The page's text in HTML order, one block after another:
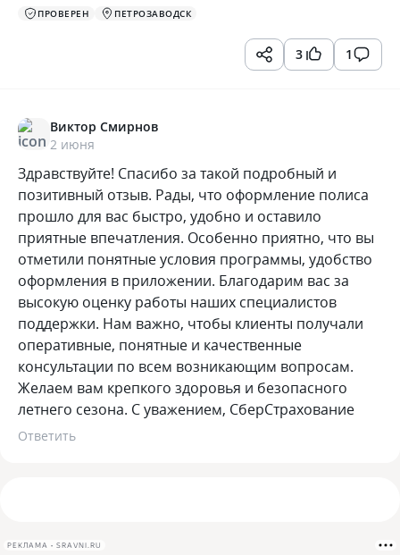
ПРОВЕРЕН ПЕТРОЗАВОДСК
3 1
Виктор Смирнов
2 июня
Здравствуйте! Спасибо за такой подробный и
позитивный отзыв. Рады, что оформление полиса
прошло для вас быстро, удобно и оставило
приятные впечатления. Особенно приятно, что вы
отметили понятные условия программы, удобство
оформления в приложении. Благодарим вас за
высокую оценку работы наших специалистов
поддержки. Нам важно, чтобы клиенты получали
оперативные, понятные и качественные
консультации по всем возникающим вопросам.
Желаем вам крепкого здоровья и безопасного
летнего сезона. С уважением, СберСтрахование
Ответить
РЕКЛАМА • SRAVNI.RU